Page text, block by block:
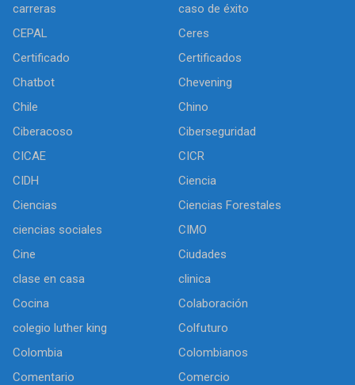
carreras
caso de éxito
CEPAL
Ceres
Certificado
Certificados
Chatbot
Chevening
Chile
Chino
Ciberacoso
Ciberseguridad
CICAE
CICR
CIDH
Ciencia
Ciencias
Ciencias Forestales
ciencias sociales
CIMO
Cine
Ciudades
clase en casa
clinica
Cocina
Colaboración
colegio luther king
Colfuturo
Colombia
Colombianos
Comentario
Comercio